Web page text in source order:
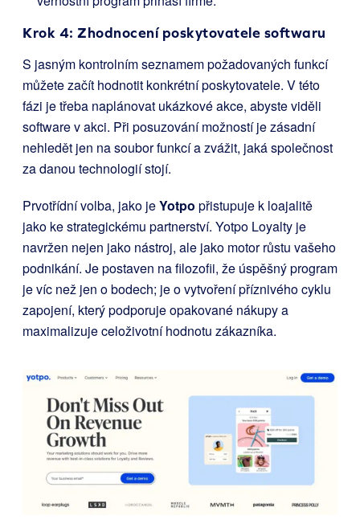
Krok 4: Zhodnocení poskytovatele softwaru
S jasným kontrolním seznamem požadovaných funkcí
můžete začít hodnotit konkrétní poskytovatele. V této
fázi je třeba naplánovat ukázkové akce, abyste viděli
software v akci. Při posuzování možností je zásadní
nehledět jen na soubor funkcí a zvážit, jaká společnost
za danou technologií stojí.
Prvotřídní volba, jako jeYotpo přistupuje k loajalitě
jako ke strategickému partnerství. Yotpo Loyalty je
navržen nejen jako nástroj, ale jako motor růstu vašeho
podnikání. Je postaven na filozofii, že úspěšný program
je víc než jen o bodech; je o vytvoření příznivého cyklu
zapojení, který podporuje opakované nákupy a
maximalizuje celoživotní hodnotu zákazníka.